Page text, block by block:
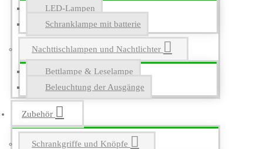
LED-Lampen
Schranklampe mit batterie
Nachttischlampen und Nachtlichter
Bettlampe & Leselampe
Beleuchtung der Ausgänge
Zubehör
Schrankgriffe und Knöpfe